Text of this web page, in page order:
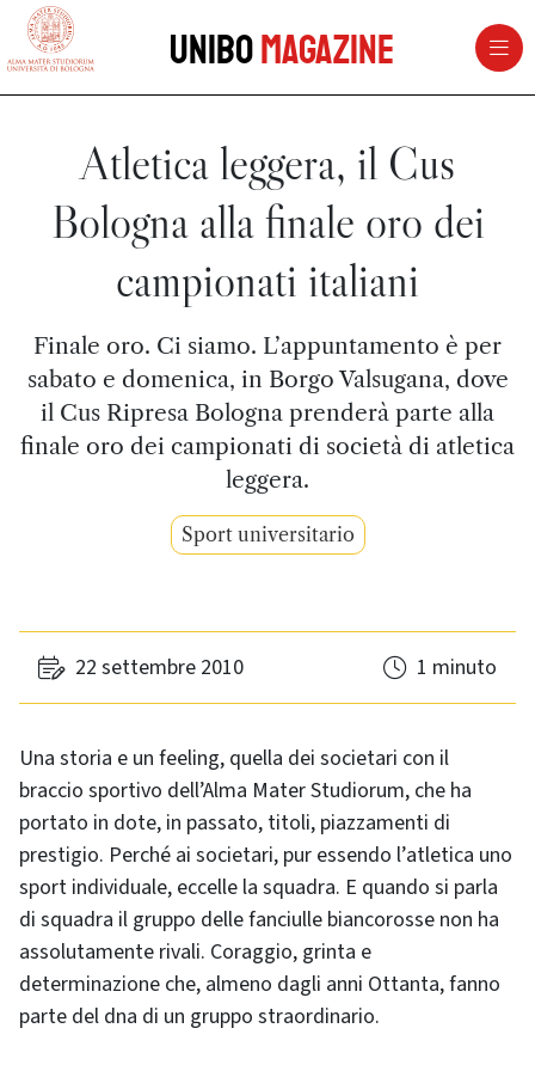
vai al contenuto della pagina
UniboMagazine
Atletica leggera, il Cus
Bologna alla finale oro dei
campionati italiani
Finale oro. Ci siamo. L’appuntamento è per
sabato e domenica, in Borgo Valsugana, dove
il Cus Ripresa Bologna prenderà parte alla
finale oro dei campionati di società di atletica
leggera.
Sport universitario
22 settembre 2010 1 minuto
Una storia e un feeling, quella dei societari con il
braccio sportivo dell’Alma Mater Studiorum, che ha
portato in dote, in passato, titoli, piazzamenti di
prestigio. Perché ai societari, pur essendo l’atletica uno
sport individuale, eccelle la squadra. E quando si parla
di squadra il gruppo delle fanciulle biancorosse non ha
assolutamente rivali. Coraggio, grinta e
determinazione che, almeno dagli anni Ottanta, fanno
parte del dna di un gruppo straordinario.